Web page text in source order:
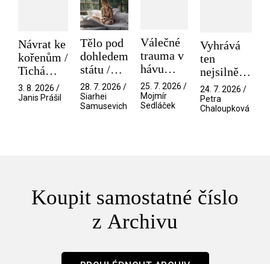
Návrat ke
kořenům /
Tichá
přítelkyně
3. 8. 2026 /
Janis Prášil
Tělo pod
dohledem
státu /
Pramen
28. 7. 2026 /
Siarhei
Samusevich
Válečné
trauma v
hávu
spektáklu
/ Odyssea
25. 7. 2026 /
Mojmír
Sedláček
Vyhrává
ten
nejsilnější
/ V nitru
manosféry
24. 7. 2026 /
Petra
Chaloupková
Koupit samostatné číslo
z Archivu